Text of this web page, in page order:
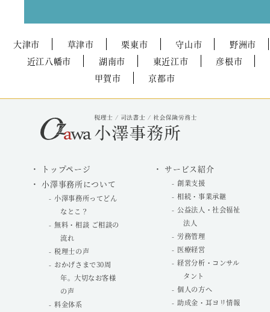
大津市 草津市 栗東市 守山市
野洲市
近江八幡市
湖南市 東近江市
彦根市
甲賀市
京都市
トップページ
小澤事務所について
小澤事務所ってどん
なとこ？
無料・相談 ご相談の
流れ
税理士の声
おかげさまで30周
年。大切なお客様
の声
料金体系
サービス紹介
創業支援
相続・事業承継
公益法人・社会福祉
法人
労務管理
医療経営
経営分析・コンサル
タント
個人の方へ
助成金・耳ヨリ情報